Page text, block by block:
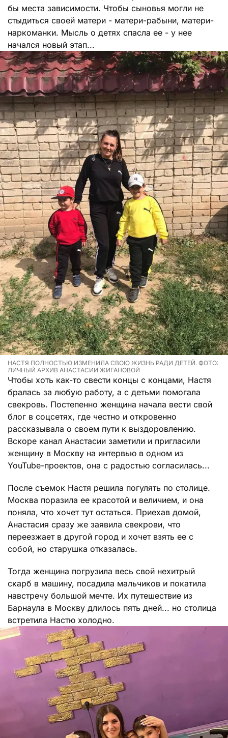
бы места зависимости. Чтобы сыновья могли не
стыдиться своей матери - матери-рабыни, матери-
наркоманки. Мысль о детях спасла ее - у нее
начался новый этап...
НАСТЯ ПОЛНОСТЬЮ ИЗМЕНИЛА СВОЮ ЖИЗНЬ РАДИ ДЕТЕЙ. ФОТО:
ЛИЧНЫЙ АРХИВ АНАСТАСИИ ЖИГАНОВОЙ
Чтобы хоть как-то свести концы с концами, Настя
бралась за любую работу, а с детьми помогала
свекровь. Постепенно женщина начала вести свой
блог в соцсетях, где честно и откровенно
рассказывала о своем пути к выздоровлению.
Вскоре канал Анастасии заметили и пригласили
женщину в Москву на интервью в одном из
YouTube-проектов, она с радостью согласилась...
После съемок Настя решила погулять по столице.
Москва поразила ее красотой и величием, и она
поняла, что хочет тут остаться. Приехав домой,
Анастасия сразу же заявила свекрови, что
переезжает в другой город и хочет взять ее с
собой, но старушка отказалась.
Тогда женщина погрузила весь свой нехитрый
скарб в машину, посадила мальчиков и покатила
навстречу большой мечте. Их путешествие из
Барнаула в Москву длилось пять дней... но столица
встретила Настю холодно.